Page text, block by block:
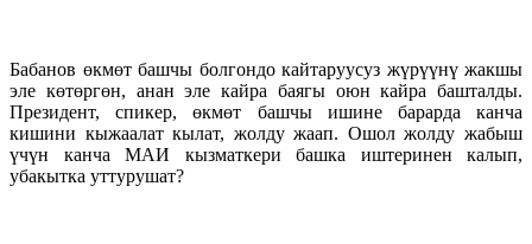
Бабанов өкмөт башчы болгондо кайтаруусуз жүрүүнү жакшы
эле көтөргөн, анан эле кайра баягы оюн кайра башталды.
Президент, спикер, өкмөт башчы ишине барарда канча
кишини кыжаалат кылат, жолду жаап. Ошол жолду жабыш
үчүн канча МАИ кызматкери башка иштеринен калып,
убакытка уттурушат?